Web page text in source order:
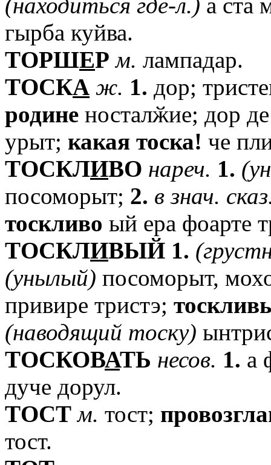
гырба куйва.
TОРШЕР м. лампадар.
TОСКА ж. 1. дор;
родине носталӂие; дор
урыт; какая тоска! че
TОСКЛИВО нареч. 1.
посоморыт; 2. в знач.
тоскливо ый ера фоарте
TОСКЛИВЫЙ 1.
(унылый) посоморыт,
привире тристэ;
(наводящий тоску)
TОСКОВАТЬ несов. 1. а
дуче дорул.
TОСТ м. тост;
тост.